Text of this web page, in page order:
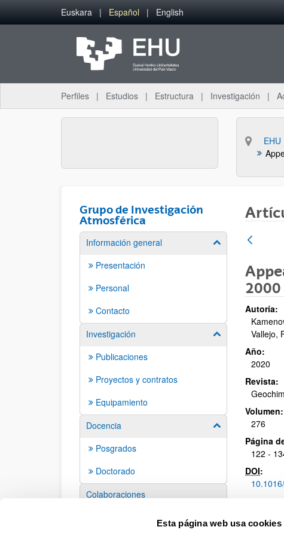
Esta página web usa cookies
Saltar al contenido principal
Euskara Español English
Perfiles Estudios Estructura Investigación
EHU
Grupo de Investigación
Atmosférica
Información general Mostrar/ocultar
Presentación
Personal
Contacto
Investigación
Mostrar/ocultar
Publicaciones
Proyectos y contratos
Equipamiento
Docencia
Mostrar/ocultar
Posgrados
Doctorado
Colaboraciones
Autoría:
Vallejo,
Año:
2020
Revista:
Volumen:
276
Página
122 -
DOI: